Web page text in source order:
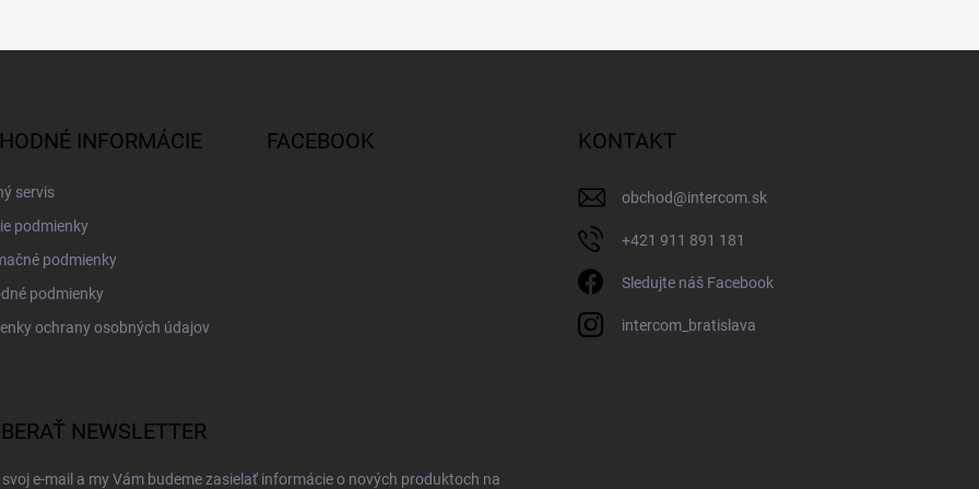
INFORMÁCIE
servis
podmienky
podmienky
podmienky
ochrany osobných údajov
FACEBOOK KONTAKT
obchod@intercom.sk
+421 911 891 181
Sledujte náš Facebook
intercom_bratislava
NEWSLETTER
e-mail a my Vám budeme zasielať informácie o nových produktoch na